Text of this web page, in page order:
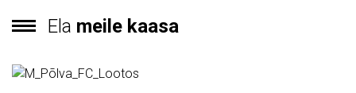
Ela meile kaasa